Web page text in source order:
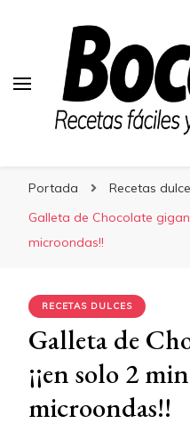
Portada
Recetas
Galleta de Chocolate
microondas!!
RECETAS DULCES
Galleta de
¡¡en solo 2
microondas!!